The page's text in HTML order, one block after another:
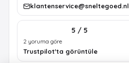
klantenservice@sneltegoed.nl
5 / 5
2 yoruma göre
Trustpilot'ta görüntüle